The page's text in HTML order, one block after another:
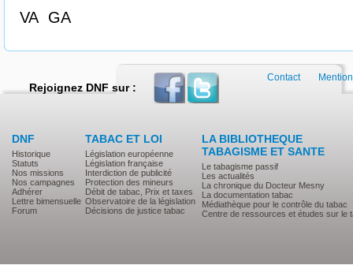
VA GA
Rejoignez DNF sur :
DNF
Historique
Statuts
Nos missions
Nos campagnes
Adhérer
Lettre bimensuelle
Forum
TABAC ET LOI
Législation européenne
Législation française
Interdiction de publicité
Protection des mineurs
Débit de tabac, Prix et taxes
Observatoire de la législation
Décisions de justice tabac
LA BIBLIOTHEQUE
TABAGISME ET SANTE
Le tabagisme passif
Les actualités
La chronique du Docteur Mesny
La documentation tabac
Médiathèque pour le contrôle du tabac
Centre de ressources et études sur le
Contact